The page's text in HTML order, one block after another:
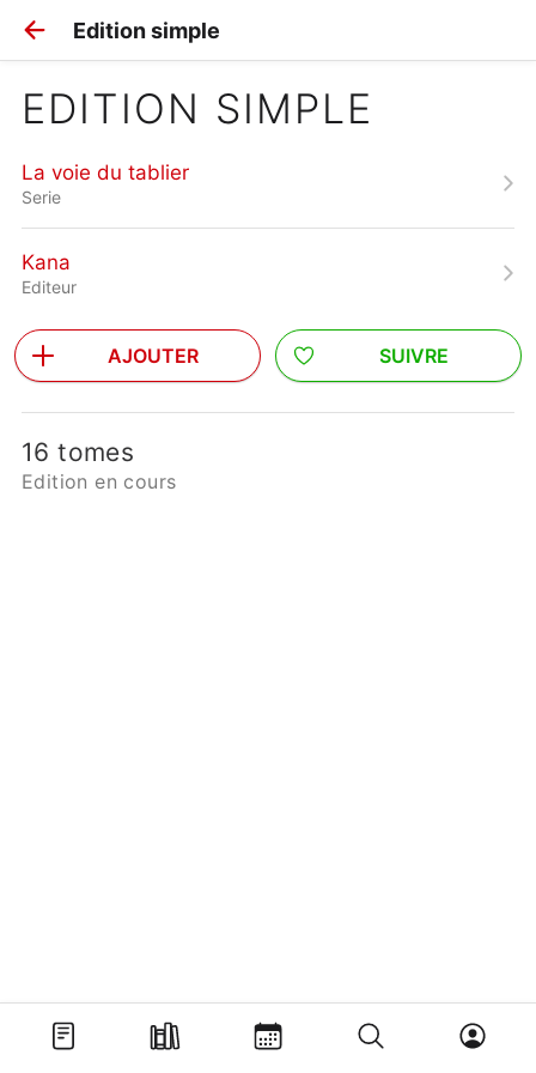
Edition simple
EDITION SIMPLE
La voie du tablier
Serie
Kana
Editeur
AJOUTER SUIVRE
16 tomes
Edition en cours